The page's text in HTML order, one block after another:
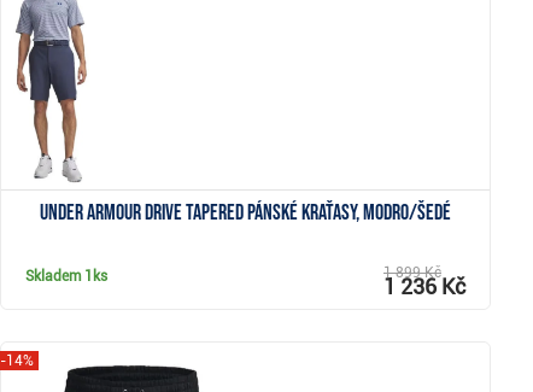
Under Armour Drive Tapered pánské kraťasy, modro/šedé
Skladem 1ks 1 899 Kč
1 236 Kč
-14%